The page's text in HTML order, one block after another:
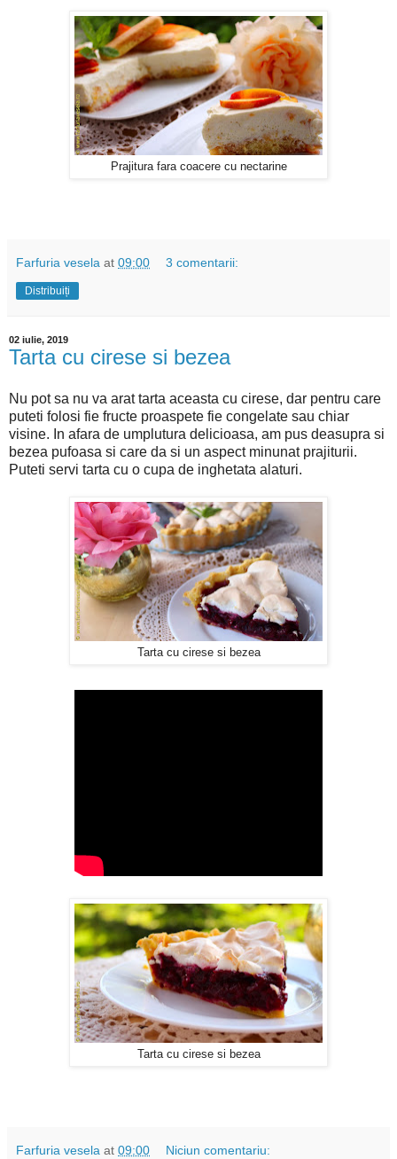
Prajitura fara coacere cu nectarine
Farfuria vesela at 09:00 3 comentarii:
Distribuiți
02 iulie, 2019
Tarta cu cirese si bezea
Nu pot sa nu va arat tarta aceasta cu cirese, dar pentru care
puteti folosi fie fructe proaspete fie congelate sau chiar
visine. In afara de umplutura delicioasa, am pus deasupra si
bezea pufoasa si care da si un aspect minunat prajiturii.
Puteti servi tarta cu o cupa de inghetata alaturi.
Tarta cu cirese si bezea
Tarta cu cirese si bezea
Farfuria vesela at 09:00 Niciun comentariu: